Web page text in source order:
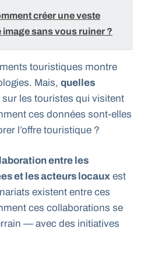
créer une veste
sans vous ruiner ?
touristiques montre
Mais, quelles
sur les touristes qui visitent
ces données sont-elles
l’offre touristique ?
entre les
et les acteurs locaux est
existent entre ces
ces collaborations se
— avec des initiatives